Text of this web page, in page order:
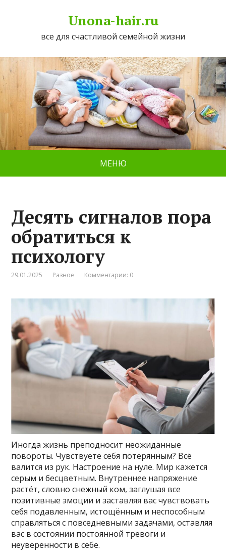
Unona-hair.ru
все для счастливой семейной жизни
МЕНЮ
Десять сигналов пора
обратиться к
психологу
29.01.2025 Разное Комментарии: 0
Иногда жизнь преподносит неожиданные
повороты. Чувствуете себя потерянным? Всё
валится из рук. Настроение на нуле. Мир кажется
серым и бесцветным. Внутреннее напряжение
растёт, словно снежный ком, заглушая все
позитивные эмоции и заставляя вас чувствовать
себя подавленным, истощённым и неспособным
справляться с повседневными задачами, оставляя
вас в состоянии постоянной тревоги и
неуверенности в себе.